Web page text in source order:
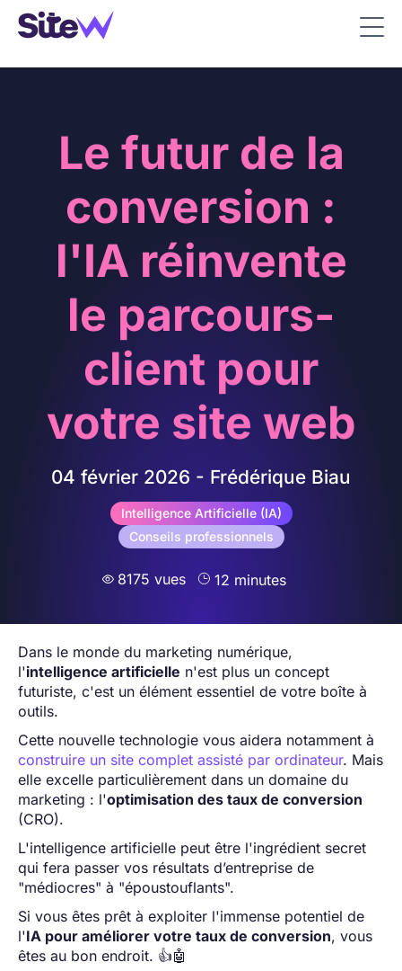
Le futur de la
conversion :
l'IA réinvente
le parcours-
client pour
votre site web
04 février 2026 - Frédérique Biau
Intelligence Artificielle (IA)
Conseils professionnels
 8175 vues 12 minutes
Dans le monde du marketing numérique,
l'intelligence artificielle n'est plus un concept
futuriste, c'est un élément essentiel de votre boîte à
outils.
Cette nouvelle technologie vous aidera notamment à
construire un site complet assisté par ordinateur. Mais
elle excelle particulièrement dans un domaine du
marketing : l'optimisation des taux de conversion
(CRO).
L'intelligence artificielle peut être l'ingrédient secret
qui fera passer vos résultats d’entreprise de
"médiocres" à "époustouflants".
Si vous êtes prêt à exploiter l'immense potentiel de
l'IA pour améliorer votre taux de conversion, vous
êtes au bon endroit. 👍🤖